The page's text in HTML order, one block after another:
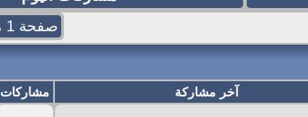
صفحة 1 من 25
آخر مشاركة مشاركات